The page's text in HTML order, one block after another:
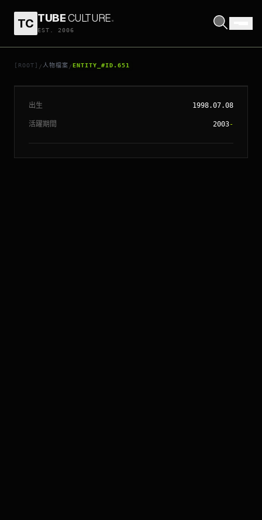
TC TUBECULTURE.
EST. 2006
[ROOT] / 人物檔案 /ENTITY_#ID.651
// ENTITY_#ID.651
積頓史密夫
出生 1998.07.08
活躍期間 2003-